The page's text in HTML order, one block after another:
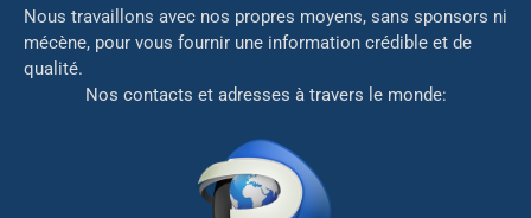
Nous travaillons avec nos propres moyens, sans sponsors ni
mécène, pour vous fournir une information crédible et de
qualité.
Nos contacts et adresses à travers le monde: